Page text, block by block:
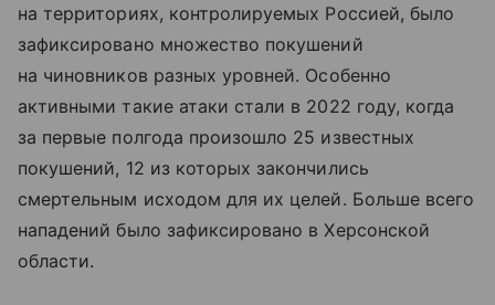
на территориях, контролируемых Россией, было
зафиксировано множество покушений
на чиновников разных уровней. Особенно
активными такие атаки стали в 2022 году, когда
за первые полгода произошло 25 известных
покушений, 12 из которых закончились
смертельным исходом для их целей. Больше всего
нападений было зафиксировано в Херсонской
области.